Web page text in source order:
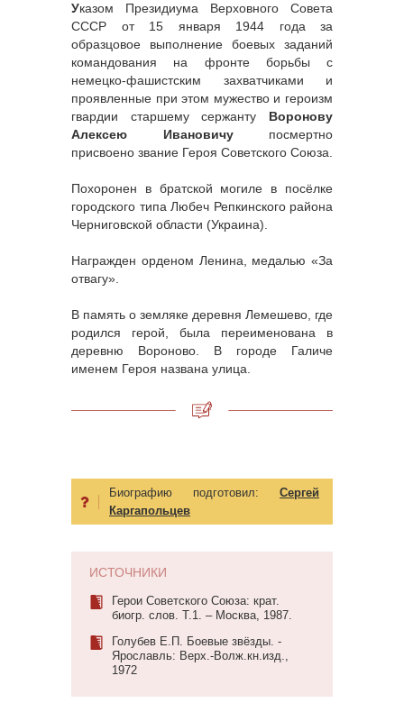
Указом Президиума Верховного Совета
СССР от 15 января 1944 года за
образцовое выполнение боевых заданий
командования на фронте борьбы с
немецко-фашистским захватчиками и
проявленные при этом мужество и героизм
гвардии старшему сержанту Воронову
Алексею Ивановичупосмертно
присвоено звание Героя Советского Союза.
Похоронен в братской могиле в посёлке
городского типа Любеч Репкинского района
Черниговской области (Украина).
Награжден орденом Ленина, медалью «За
отвагу».
В память о земляке деревня Лемешево, где
родился герой, была переименована в
деревню Вороново. В городе Галиче
именем Героя названа улица.
Биографию подготовил: Сергей
Каргапольцев
ИСТОЧНИКИ
Герои Советского Союза: крат.
биогр. слов. Т.1. – Москва, 1987.
Голубев Е.П. Боевые звёзды. -
Ярославль: Верх.-Волж.кн.изд.,
1972